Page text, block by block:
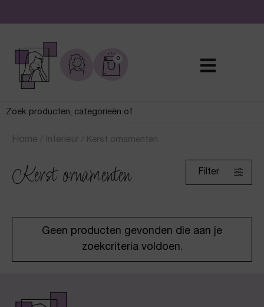
De leukste sieraden online en in de winkel
0
Home / Interieur / Kerst ornamenten
Filter
Kerst ornamenten
Geen producten gevonden die aan je
zoekcriteria voldoen.